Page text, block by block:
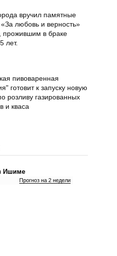
вручил памятные
любовь и верность»
прожившим в браке
лет.
пивоваренная
готовит к запуску новую
розливу газированных
и кваса
Ишиме
Прогноз на 2 недели